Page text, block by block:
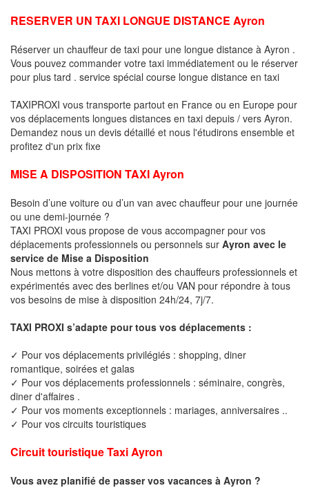
RESERVER UN TAXI LONGUE DISTANCE Ayron
Réserver un chauffeur de taxi pour une longue distance à Ayron .
Vous pouvez commander votre taxi immédiatement ou le réserver
pour plus tard . service spécial course longue distance en taxi
TAXIPROXI vous transporte partout en France ou en Europe pour
vos déplacements longues distances en taxi depuis / vers Ayron.
Demandez nous un devis détaillé et nous l'étudirons ensemble et
profitez d'un prix fixe
MISE A DISPOSITION TAXI Ayron
Besoin d’une voiture ou d’un van avec chauffeur pour une journée
ou une demi-journée ?
TAXI PROXI vous propose de vous accompagner pour vos
déplacements professionnels ou personnels sur Ayron avec le
service de Mise a Disposition
Nous mettons à votre disposition des chauffeurs professionnels et
expérimentés avec des berlines et/ou VAN pour répondre à tous
vos besoins de mise à disposition 24h/24, 7j/7.
TAXI PROXI s’adapte pour tous vos déplacements :
✓ Pour vos déplacements privilégiés : shopping, diner
romantique, soirées et galas
✓ Pour vos déplacements professionnels : séminaire, congrès,
diner d'affaires .
✓ Pour vos moments exceptionnels : mariages, anniversaires ..
✓ Pour vos circuits touristiques
Circuit touristique Taxi Ayron
Vous avez planifié de passer vos vacances à Ayron ?